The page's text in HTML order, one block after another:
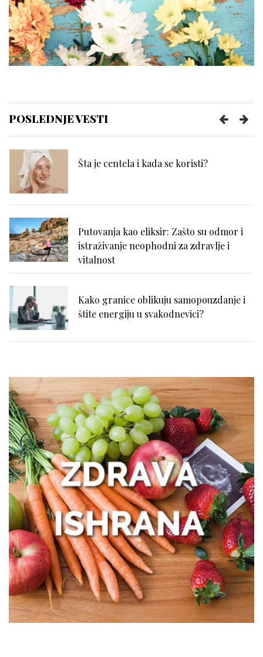
POSLEDNJE VESTI
Kako prepoznati trenutak kada vam je
potreban prečišćivač vazduha?
Šta je centela i kada se koristi?
Putovanja kao eliksir: Zašto su odmor i
istraživanje neophodni za zdravlje i
vitalnost
Kako granice oblikuju samopouzdanje i
štite energiju u svakodnevici?
varenje: kako prepoznati uzrok?
Išijas bez panike: prvi koraci ka
oporavku
Zašto žene treba da obrate pažnju na
zdravlje creva
Kako prepoznati trenutak kada vam je
potreban prečišćivač vazduha?